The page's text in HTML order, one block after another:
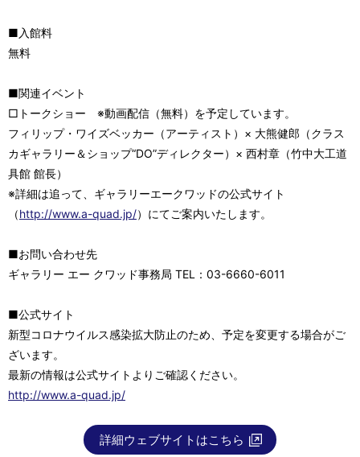
■入館料
無料
■関連イベント
□トークショー ※動画配信（無料）を予定しています。
フィリップ・ワイズベッカー（アーティスト）× 大熊健郎（クラス
カギャラリー＆ショップ“DO”ディレクター）× 西村章（竹中大工道
具館 館長）
※詳細は追って、ギャラリーエークワッドの公式サイト
（http://www.a-quad.jp/）にてご案内いたします。
■お問い合わせ先
ギャラリー エー クワッド事務局 TEL：03-6660-6011
■公式サイト
新型コロナウイルス感染拡大防止のため、予定を変更する場合がご
ざいます。
最新の情報は公式サイトよりご確認ください。
http://www.a-quad.jp/
詳細ウェブサイトはこちら